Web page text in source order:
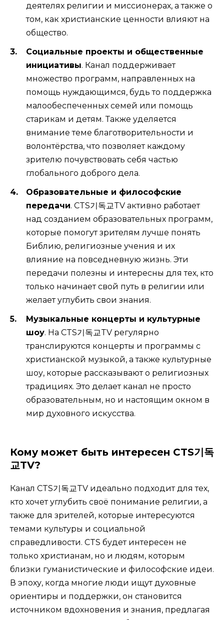
деятелях религии и миссионерах, а также о
том, как христианские ценности влияют на
общество.
Социальные проекты и общественные
инициативы. Канал поддерживает
множество программ, направленных на
помощь нуждающимся, будь то поддержка
малообеспеченных семей или помощь
старикам и детям. Также уделяется
внимание теме благотворительности и
волонтёрства, что позволяет каждому
зрителю почувствовать себя частью
глобального доброго дела.
Образовательные и философские
передачи. CTS기독교TV активно работает
над созданием образовательных программ,
которые помогут зрителям лучше понять
Библию, религиозные учения и их
влияние на повседневную жизнь. Эти
передачи полезны и интересны для тех, кто
только начинает свой путь в религии или
желает углубить свои знания.
Музыкальные концерты и культурные
шоу. На CTS기독교TV регулярно
транслируются концерты и программы с
христианской музыкой, а также культурные
шоу, которые рассказывают о религиозных
традициях. Это делает канал не просто
образовательным, но и настоящим окном в
мир духовного искусства.
Кому может быть интересен CTS기독
교TV?
Канал CTS기독교TV идеально подходит для тех,
кто хочет углубить своё понимание религии, а
также для зрителей, которые интересуются
темами культуры и социальной
справедливости. CTS будет интересен не
только христианам, но и людям, которым
близки гуманистические и философские идеи.
В эпоху, когда многие люди ищут духовные
ориентиры и поддержки, он становится
источником вдохновения и знания, предлагая